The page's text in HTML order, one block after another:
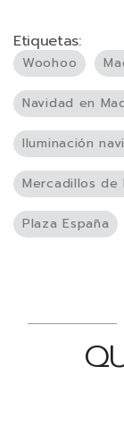
Etiquetas:
Woohoo
Navidad en
Iluminación
Mercadillos de
Plaza España